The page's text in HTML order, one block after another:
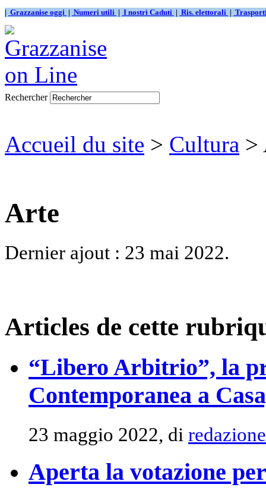
| Grazzanise oggi | Numeri utili | I nostri Caduti | Ris. elettorali |
Rechercher
Accueil du site > Cultura >
Arte
Dernier ajout : 23 mai 2022.
Articles de cette
“Libero Arbitrio”, la
Contemporanea a
23 maggio 2022, di redazione
Aperta la votazione